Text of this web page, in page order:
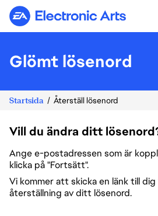
Electronic Arts
Glömt lösenord
Startsida Återställ lösenord
Vill du ändra ditt
Ange e-postadressen som är
klicka på "Fortsätt".
Vi kommer att skicka en länk till
återställning av ditt lösenord.